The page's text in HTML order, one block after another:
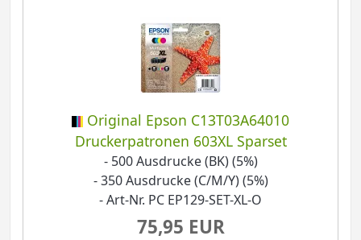
Original Epson C13T03A64010
Druckerpatronen 603XL Sparset
- 500 Ausdrucke (BK) (5%)
- 350 Ausdrucke (C/M/Y) (5%)
- Art-Nr. PC EP129-SET-XL-O
75,95 EUR